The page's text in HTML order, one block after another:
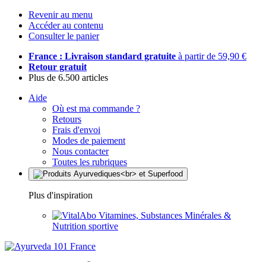
Revenir au menu
Accéder au contenu
Consulter le panier
France : Livraison standard gratuite à partir de 59,90 €
Retour gratuit
Plus de 6.500 articles
Aide
Où est ma commande ?
Retours
Frais d'envoi
Modes de paiement
Nous contacter
Toutes les rubriques
Plus d'inspiration
Vitamines, Substances Minérales &
Nutrition sportive